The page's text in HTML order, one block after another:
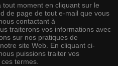
moment en cliquant sur le
de page de tout e-mail que vous
contactant à
traiterons vos informations avec
sur nos pratiques de
site Web. En cliquant ci-
puissions traiter vos
termes.